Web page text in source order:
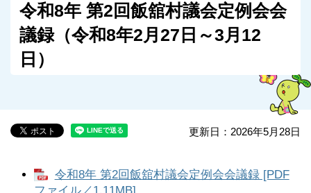
令和8年 第2回飯舘村議会定例会会
議録（令和8年2月27日～3月12
日）
更新日：2026年5月28日
令和8年 第2回飯舘村議会定例会会議録 [PDF